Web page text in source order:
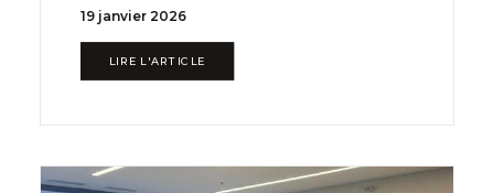
19 janvier 2026
LIRE L'ARTICLE